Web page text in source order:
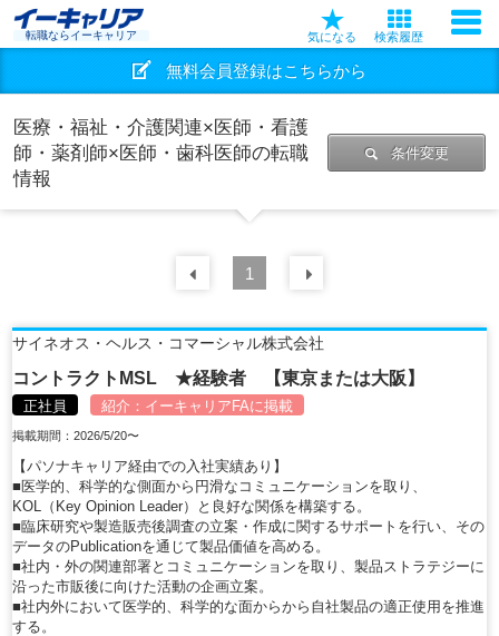
転職ならイーキャリア 気になる 検索履歴
無料会員登録はこちらから
医療・福祉・介護関連×医師・看護
師・薬剤師×医師・歯科医師の転職
情報
条件変更
前の 件
1
サイネオス・ヘルス・コマーシャル株式会社
コントラクトMSL ★経験者 【東京または大阪】
正社員 紹介： イーキャリアFAに掲載
掲載期間：2026/5/20〜
【パソナキャリア経由での入社実績あり】
■医学的、科学的な側面から円滑なコミュニケーションを取り、
KOL（Key Opinion Leader）と良好な関係を構築する。
■臨床研究や製造販売後調査の立案・作成に関するサポートを行い、その
データのPublicationを通じて製品価値を高める。
■社内・外の関連部署とコミュニケーションを取り、製品ストラテジーに
沿った市販後に向けた活動の企画立案。
■社内外において医学的、科学的な面からから自社製品の適正使用を推進
する。